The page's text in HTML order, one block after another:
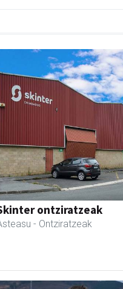
ontziratzeak
- Ontziratzeak